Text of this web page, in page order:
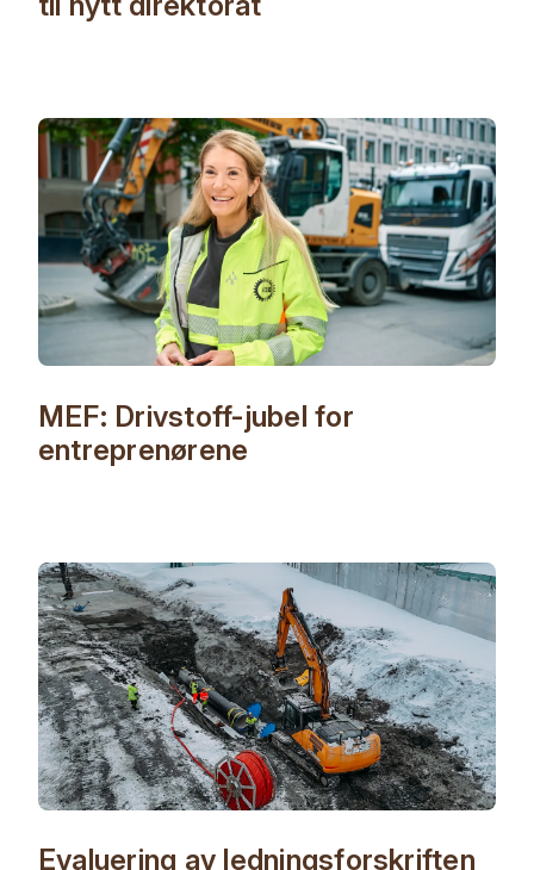
MEF: Drivstoff-jubel for
entreprenørene
Evaluering av ledningsforskriften